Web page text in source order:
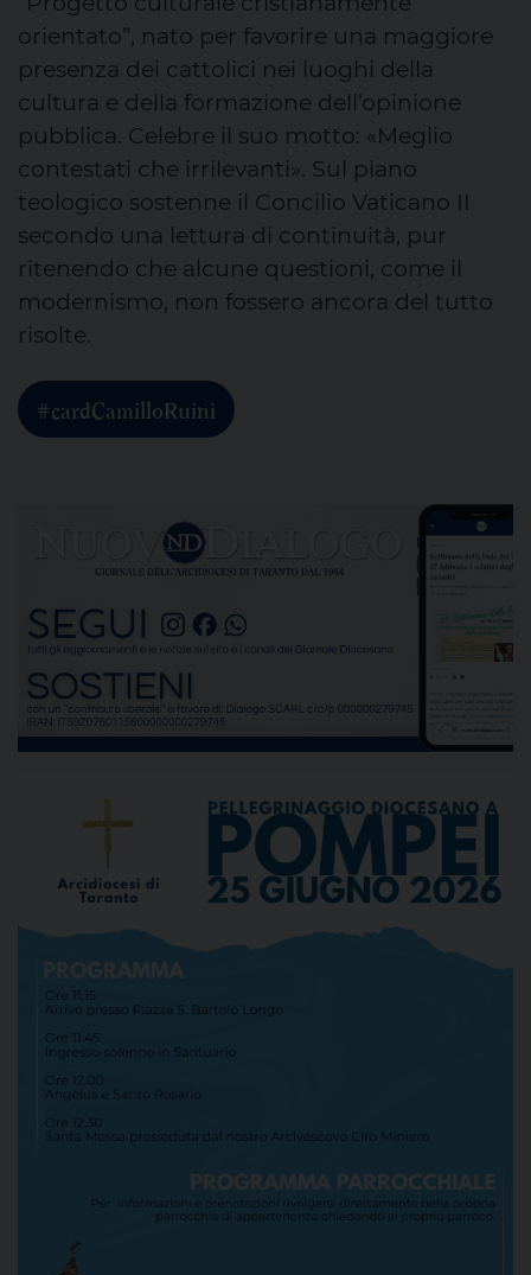
orientato”, nato per favorire una maggiore
presenza dei cattolici nei luoghi della
cultura e della formazione dell’opinione
pubblica. Celebre il suo motto: «Meglio
contestati che irrilevanti». Sul piano
teologico sostenne il Concilio Vaticano II
secondo una lettura di continuità, pur
ritenendo che alcune questioni, come il
modernismo, non fossero ancora del tutto
risolte.
#cardCamilloRuini